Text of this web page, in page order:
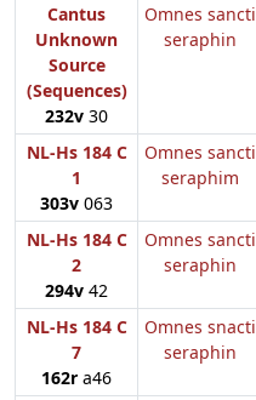
Cantus
Unknown
Source
(Sequences)
232v 30
Omnes sancti
seraphin
NL-Hs 184 C
1
303v 063
Omnes sancti
seraphim
NL-Hs 184 C
2
294v 42
Omnes sancti
seraphin
NL-Hs 184 C
7
162r a46
Omnes snacti
seraphin